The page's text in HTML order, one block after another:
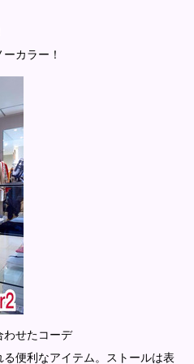
カラー！
わせたコーデ
便利なアイテム。ストールは表